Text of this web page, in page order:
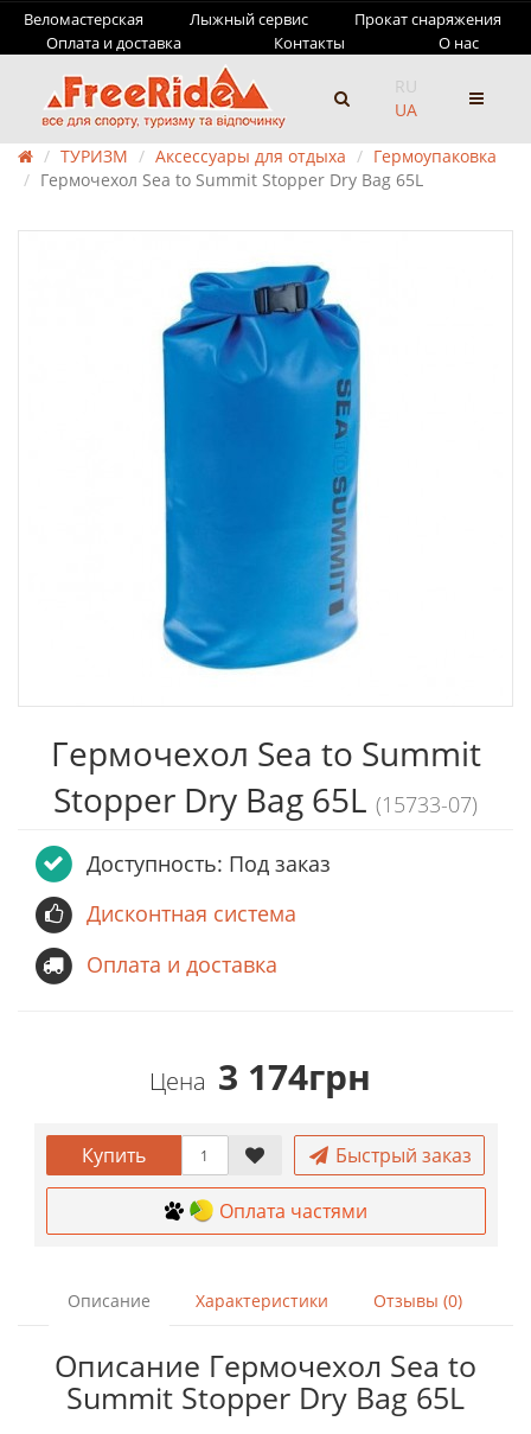
Веломастерская Лыжный сервис
Прокат снаряжения
Оплата и доставка
Контакты О нас
RU
UA
ТУРИЗМ Аксессуары для отдыха
Гермоупаковка
Гермочехол Sea to Summit Stopper Dry Bag 65L
Гермочехол Sea to Summit
Stopper Dry Bag 65L (15733-07)
Доступность: Под заказ
Дисконтная система
Оплата и доставка
Цена 3 174грн
Купить Быстрый заказ
Оплата частями
Описание Характеристики Отзывы (0)
Описание Гермочехол Sea to
Summit Stopper Dry Bag 65L